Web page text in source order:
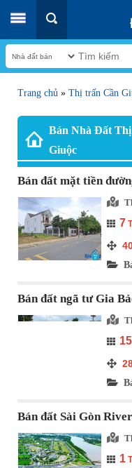
Trang chủ » Thị trấn Cần
Bán Nhà Đất
Giuộc
Bán đất mặt tiền
7
Bán đất ngã tư Gia
15
Bán đất Sài Gòn
1